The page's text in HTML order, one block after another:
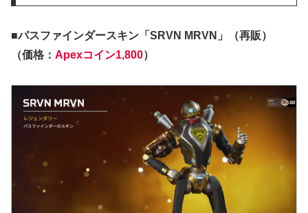
■パスファインダースキン「SRVN MRVN」（再販）
（価格： Apexコイン1,800）